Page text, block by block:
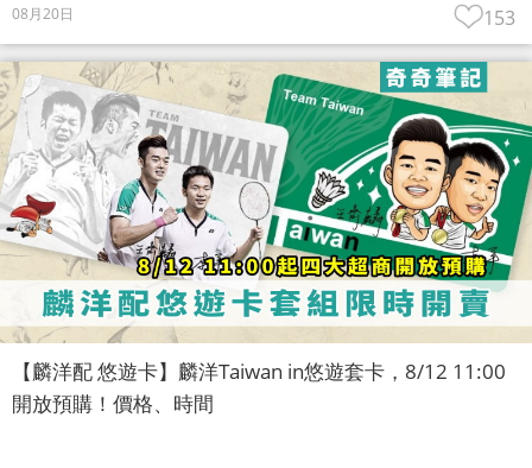
08月20日 153
【麟洋配 悠遊卡】麟洋Taiwan in悠遊套卡，8/12 11:00
開放預購！價格、時間